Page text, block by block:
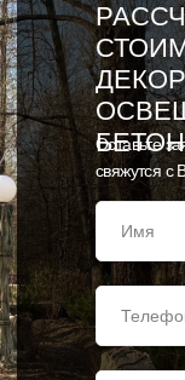
Оставьте
свяжутся с